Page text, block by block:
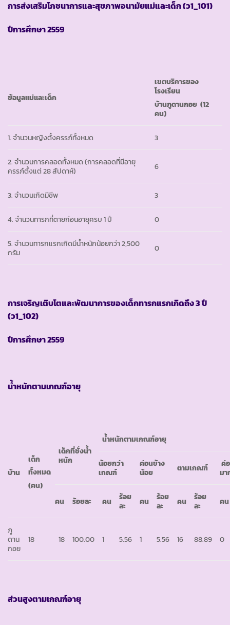
การส่งเสริมโภชนาการและสุขภาพอนามัยแม่และเด็ก(ว1_101)
ปีการศึกษา2559
ข้อมูลแม่และเด็ก
เขตบริการของ
โรงเรียน
บ้านภูดานกอย(12
คน)
1. จำนวนหญิงตั้งครรภ์ทั้งหมด 3
2. จำนวนการคลอดทั้งหมด (การคลอดที่มีอายุ
ครรภ์ตั้งแต่ 28 สัปดาห์)
6
3. จำนวนเกิดมีชีพ 3
4. จำนวนทารกที่ตายก่อนอายุครบ 1 ปี 0
5. จำนวนทารกแรกเกิดมีน้ำหนักน้อยกว่า 2,500
กรัม
0
การเจริญเติบโตและพัฒนาการของเด็กทารกแรกเกิดถึง3 ปี
(ว1_102)
ปีการศึกษา2559
น้ำหนักตามเกณฑ์อายุ
บ้าน
เด็ก
ทั้งหมด
(คน)
เด็กที่ชั่งน้ำ
หนัก
น้ำหนักตามเกณฑ์อายุ
น้อยกว่า
เกณฑ์
ค่อนข้าง
น้อย
ตามเกณฑ์
ค่
มา
คน ร้อยละ คน
ร้อย
ละ
คน
ร้อย
ละ
คน
ร้อย
ละ
คน
ภู
ดาน
กอย
18 18 100.00 1 5.56 1 5.56 16 88.89 0
ส่วนสูงตามเกณฑ์อายุ